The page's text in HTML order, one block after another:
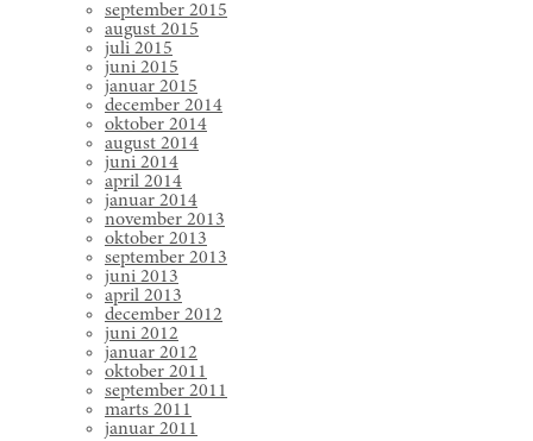
september 2015
august 2015
juli 2015
juni 2015
januar 2015
december 2014
oktober 2014
august 2014
juni 2014
april 2014
januar 2014
november 2013
oktober 2013
september 2013
juni 2013
april 2013
december 2012
juni 2012
januar 2012
oktober 2011
september 2011
marts 2011
januar 2011